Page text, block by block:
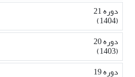
دوره 21
(1404)
دوره 20
(1403)
دوره 19